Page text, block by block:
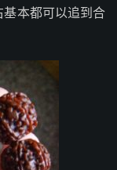
本都可以追到合